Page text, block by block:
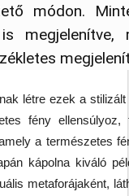
módon.
megjelenítve,
létre ezek a
fény ellensúlyoz,
a természetes
kápolna kiváló
metaforájaként,